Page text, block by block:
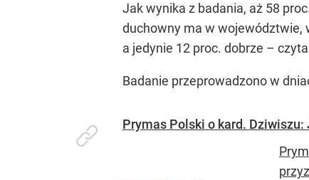
Jak wynika z badania, aż 58
duchowny ma w województwie,
a jedynie 12 proc. dobrze –
Badanie przeprowadzono w
Prymas Polski o kard.